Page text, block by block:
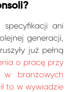
specyfikacji ani
generacji,
już pełną
o pracę przy
w branżowych
to w wywiadzie